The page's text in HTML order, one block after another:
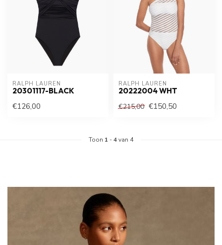
RALPH LAUREN
20301117-BLACK
€126,00
RALPH LAUREN
20222004 WHT
€215,00 €150,50
Toon 1 -4van 4